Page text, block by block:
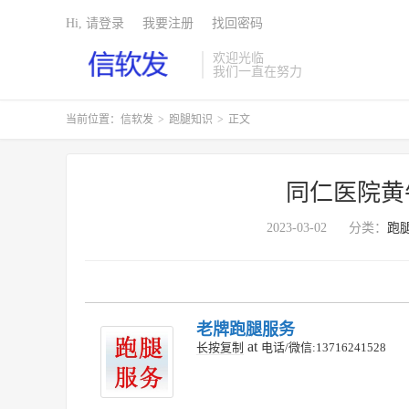
欢迎光临
我们一直在努力
Hi, 请登录 我要注册 找回密码
当前位置： 信软发 > 跑腿知识 > 正文
同仁医院
2023-03-02 分类： 跑
老牌跑腿服务
长按复制 at 电话/微信:13716241528